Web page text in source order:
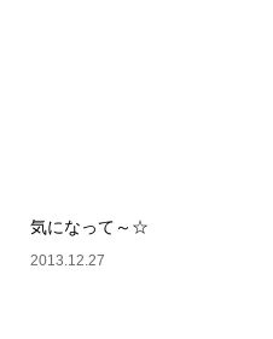
気になって～☆
2013.12.27